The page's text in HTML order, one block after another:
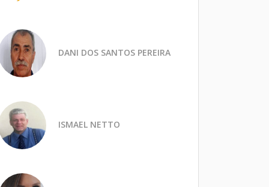
DANI DOS SANTOS PEREIRA
ISMAEL NETTO